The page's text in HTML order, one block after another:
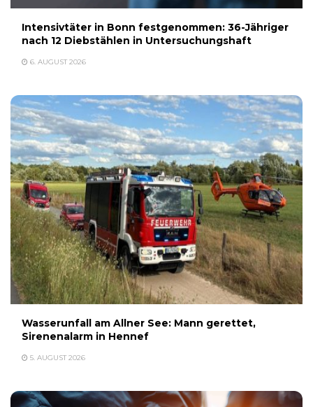
Intensivtäter in Bonn festgenommen: 36-Jähriger
nach 12 Diebstählen in Untersuchungshaft
6. AUGUST 2026
Wasserunfall am Allner See: Mann gerettet,
Sirenenalarm in Hennef
5. AUGUST 2026